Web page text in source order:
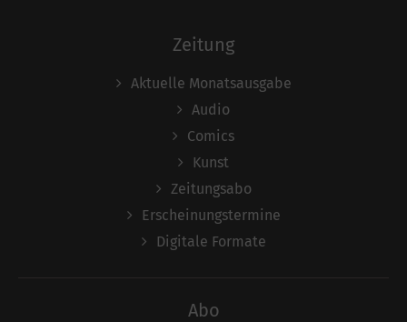
Zeitung
Aktuelle Monatsausgabe
Audio
Comics
Kunst
Zeitungsabo
Erscheinungstermine
Digitale Formate
Abo